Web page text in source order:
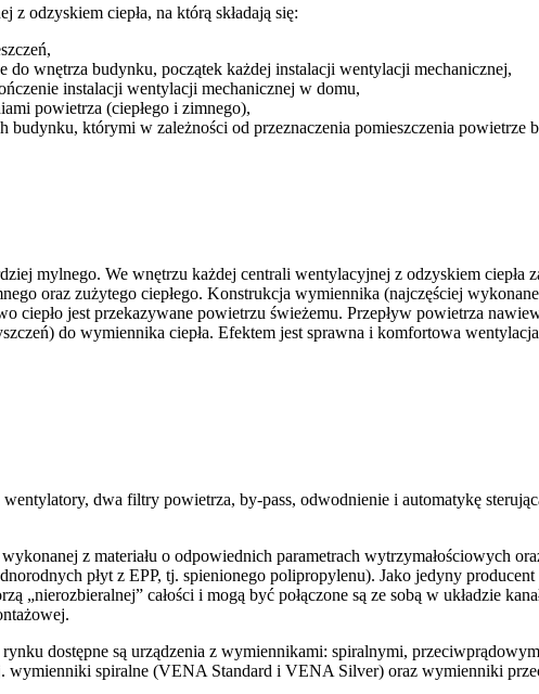
odzyskiem ciepła, na którą składają się:
wnętrza budynku, początek każdej instalacji wentylacji mechanicznej,
instalacji wentylacji mechanicznej w domu,
powietrza (ciepłego i zimnego),
którymi w zależności od przeznaczenia pomieszczenia powietrze
mylnego. We wnętrzu każdej centrali wentylacyjnej z odzyskiem
oraz zużytego ciepłego. Konstrukcja wymiennika (najczęściej
ciepło jest przekazywane powietrzu świeżemu. Przepływ powietrza
do wymiennika ciepła. Efektem jest sprawna i komfortowa
dwa filtry powietrza, by-pass, odwodnienie i automatykę
z materiału o odpowiednich parametrach wytrzymałościowych
płyt z EPP, tj. spienionego polipropylenu). Jako jedyny
całości i mogą być połączone są ze sobą w układzie
dostępne są urządzenia z wymiennikami: spiralnymi,
wymienniki spiralne (VENA Standard i VENA Silver) oraz wymienniki